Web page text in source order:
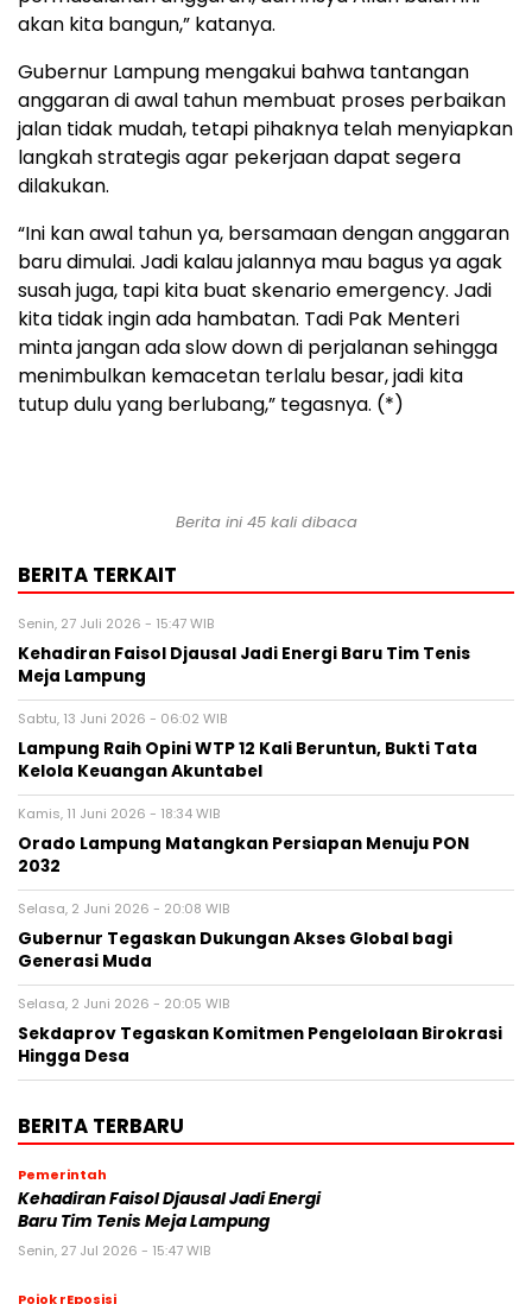
akan kita bangun,” katanya.
Gubernur Lampung mengakui bahwa tantangan
anggaran di awal tahun membuat proses perbaikan
jalan tidak mudah, tetapi pihaknya telah menyiapkan
langkah strategis agar pekerjaan dapat segera
dilakukan.
“Ini kan awal tahun ya, bersamaan dengan anggaran
baru dimulai. Jadi kalau jalannya mau bagus ya agak
susah juga, tapi kita buat skenario emergency. Jadi
kita tidak ingin ada hambatan. Tadi Pak Menteri
minta jangan ada slow down di perjalanan sehingga
menimbulkan kemacetan terlalu besar, jadi kita
tutup dulu yang berlubang,” tegasnya. (*)
Berita ini 45 kali dibaca
BERITA TERKAIT
Senin, 27 Juli 2026 - 15:47 WIB
Kehadiran Faisol Djausal Jadi Energi Baru Tim Tenis
Meja Lampung
Sabtu, 13 Juni 2026 - 06:02 WIB
Lampung Raih Opini WTP 12 Kali Beruntun, Bukti Tata
Kelola Keuangan Akuntabel
Kamis, 11 Juni 2026 - 18:34 WIB
Orado Lampung Matangkan Persiapan Menuju PON
2032
Selasa, 2 Juni 2026 - 20:08 WIB
Gubernur Tegaskan Dukungan Akses Global bagi
Generasi Muda
Selasa, 2 Juni 2026 - 20:05 WIB
Sekdaprov Tegaskan Komitmen Pengelolaan Birokrasi
Hingga Desa
BERITA TERBARU
Pemerintah
Kehadiran Faisol Djausal Jadi Energi
Baru Tim Tenis Meja Lampung
Senin, 27 Jul 2026 - 15:47 WIB
Pojok rEposisi